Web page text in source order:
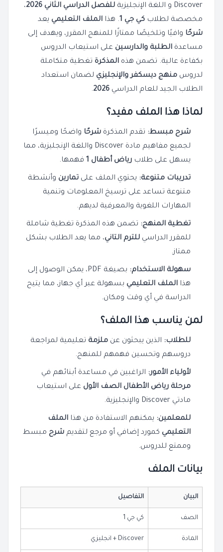
Discover و اللغة الإنجليزية للفصل الدراسي الثاني 2026
،
مخصصة لطلاب كي جي 1 . هذا الملف التعليمي يعد
شرحًا وافيًا وتلخيصًا ممتازًا للمنهج المقرر، ويهدف إلى
مساعدة الطلبة والدارسين على استيعاب الدروس
بكفاءة عالية. تضمن هذه المذكرة تغطية متكاملة
لدروس منهج ديسكفر والإنجليزي لضمان استعداد
الطلاب الجيد للعام الدراسي 2026
.
لماذا هذا الملف مفيد؟
شرح مبسط: تقدم المذكرة شرحًا واضحًا وميسرًا
لجميع مفاهيم مادة Discover واللغة الإنجليزية، مما
يسهل على طلاب رياض أطفال 1 فهمها.
تدريبات متنوعة: يحتوي الملف على تمارين وأنشطة
متنوعة تساعد على ترسيخ المعلومات وتنمية
المهارات اللغوية والمعرفية لديهم.
تغطية المنهج: تضمن هذه المذكرة تغطية شاملة
للمقرر الدراسي للترم التاني، مما يعد الطلاب بشكل
ممتاز.
سهولة الاستخدام:
بصيغة PDF، يمكن الوصول إلى
هذا الملف التعليمي بسهولة عبر أي جهاز، مما يتيح
الدراسة في أي وقت ومكان.
لمن يناسب هذا الملف؟
للطلاب: الذين يبحثون عن ملزمة تعليمية لمراجعة
دروسهم وتحسين فهمهم للمنهج.
لأولياء الأمور: الراغبين في مساعدة أبنائهم في
مرحلة رياض الأطفال الصف الأول على استيعاب
مادتي Discover والإنجليزية.
للمعلمين: يمكنهم الاستفادة من هذا الملف
التعليمي كمورد إضافي أو مرجع لتقديم شرح مبسط
وممتع للدروس.
بيانات الملف
البيان التفاصيل
الصف كي جي 1
المادة Discover + انجليزي